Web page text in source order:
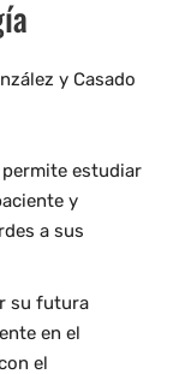
y Casado
estudiar
y
a sus
su futura
en el
el